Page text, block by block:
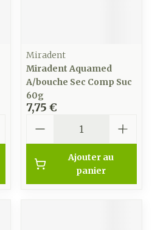
Miradent
Miradent Aquamed
A/bouche Sec Comp Suc
60g
7,75 €
Ajouter au
panier